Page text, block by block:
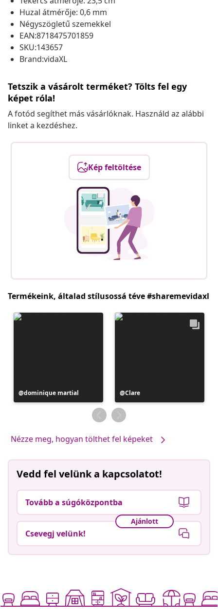
Huzal átmérője: 0,6 mm
Négyszögletű szemekkel
EAN:8718475701859
SKU:143657
Brand:vidaXL
Tetszik a vásárolt terméket? Tölts fel egy
képet róla!
A fotód segíthet más vásárlóknak. Használd az alábbi
linket a kezdéshez.
Kép feltöltése
Termékeink, általad stílusossá téve #sharemevidaxl
Bejegyzés
közzétevője
dominique martial
Bejegyzés
közzétevője
Clare
Nézze meg, hogyan tölthet fel képeket
Vedd fel velünk a kapcsolatot!
Tovább a súgóközpontba
Ajánlott
Csevegj velünk!